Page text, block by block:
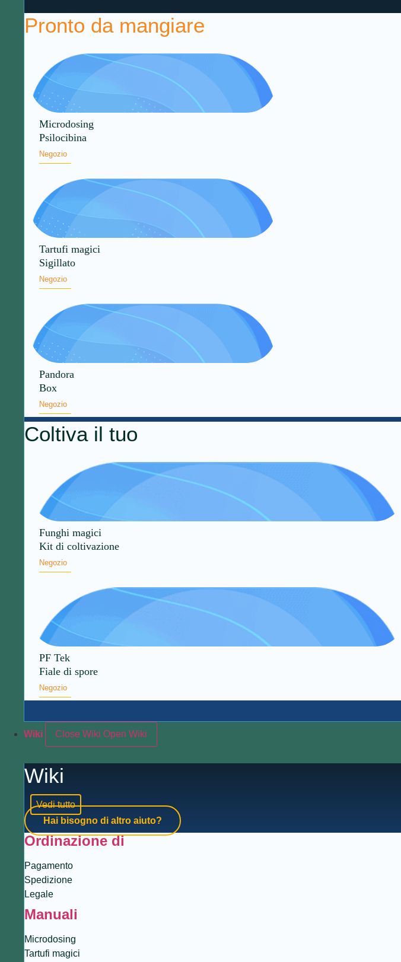
Pronto da mangiare
Microdosing
Psilocibina
Negozio
Tartufi magici
Sigillato
Negozio
Pandora
Box
Negozio
Coltiva il tuo
Funghi magici
Kit di coltivazione
Negozio
PF Tek
Fiale di spore
Negozio
Wiki Close Wiki Open Wiki
Wiki
Vedi tutto
Hai bisogno di altro aiuto?
Ordinazione di
Pagamento
Spedizione
Legale
Manuali
Microdosing
Tartufi magici